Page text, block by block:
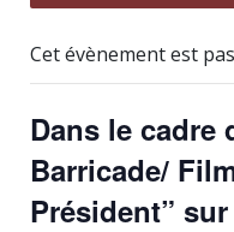
Cet évènement est
Dans le cadre
Barricade/
Président”